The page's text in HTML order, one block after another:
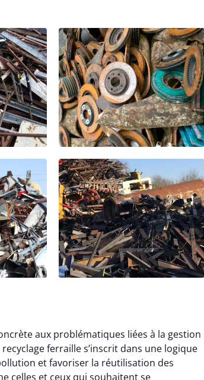
aux problématiques liées à la gestion
ferraille s’inscrit dans une logique
et favoriser la réutilisation des
celles et ceux qui souhaitent se